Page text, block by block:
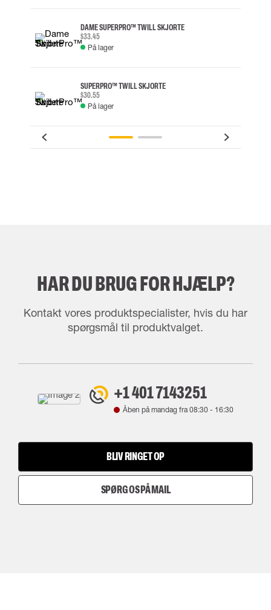
DAME SUPERPRO™ TWILL SKJORTE
$33.45
På lager
SUPERPRO™ TWILL SKJORTE
$30.55
På lager
HAR DU BRUG FOR HJÆLP?
Kontakt vores produktspecialister, hvis du har
spørgsmål til produktvalget.
+1 401 7143251
Åben på mandag fra08:30 - 16:30
BLIV RINGET OP
SPØRG OS PÅ MAIL